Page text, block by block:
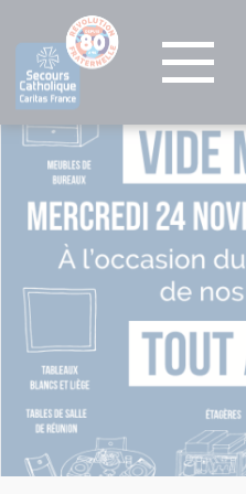
Aller
contenu
principal
Visuel
principal
l’article